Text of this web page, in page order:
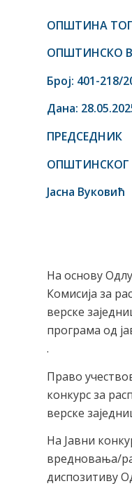
ОПШТИНА
Број: 401-218/
Дана:
ПРЕДСЕДНИК
ОПШТИНСКОГ
Јасна Вуковић
На основу
Комисија за
верске
програма од
.
Право
конкурс за
верске
На Јавни
вредновања/
диспозитиву